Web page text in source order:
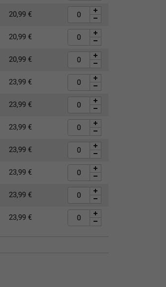
20,99 €
20,99 €
20,99 €
23,99 €
23,99 €
23,99 €
23,99 €
23,99 €
23,99 €
23,99 €